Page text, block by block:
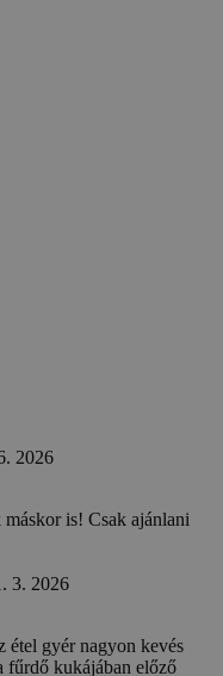
2026
is! Csak ajánlani
3. 2026
étel gyér nagyon kevés
fűrdő kukájában előző